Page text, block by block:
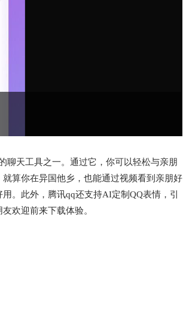
聊天工具之一。通过它，你可以轻松与亲朋
算你在异国他乡，也能通过视频看到亲朋好
。此外，腾讯qq还支持AI定制QQ表情，引
欢迎前来下载体验。